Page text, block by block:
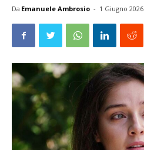
Da Emanuele Ambrosio - 1 Giugno 2026